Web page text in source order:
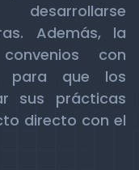
Además, la
con
para que los
sus prácticas
directo con el